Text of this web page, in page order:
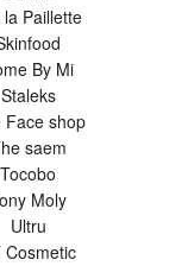
la Paillette
By Mi
Staleks
Face shop
saem
Tocobo
Moly
Ultru
Cosmetic